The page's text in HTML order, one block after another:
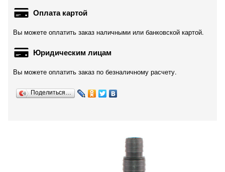
Оплата картой
Вы можете оплатить заказ наличными или банковской картой.
Юридическим лицам
Вы можете оплатить заказ по безналичному расчету.
Поделиться…